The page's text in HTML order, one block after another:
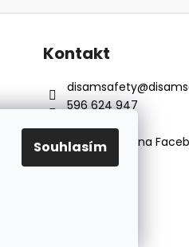
Souhlasím
Kontakt
disamsafety@
596 624 947
Sledujte nás na